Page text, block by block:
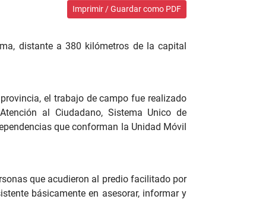
Imprimir / Guardar como PDF
distante a 380 kilómetros de la capital
el trabajo de campo fue realizado
al Ciudadano, Sistema Unico de
que conforman la Unidad Móvil
que acudieron al predio facilitado por
básicamente en asesorar, informar y